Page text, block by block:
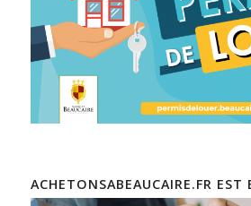
ACHETONSABEAUCAIRE.FR EST